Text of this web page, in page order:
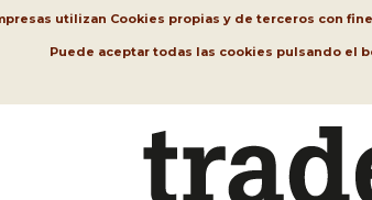
utilizan Cookies propias y de terceros con
Puede aceptar todas las cookies pulsando el